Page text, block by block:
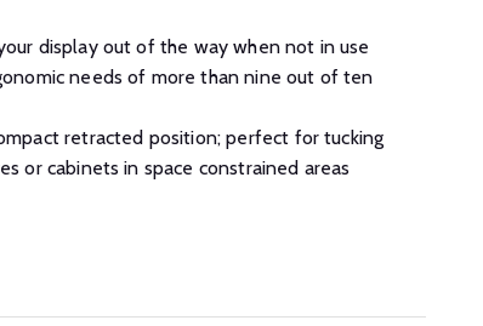
display out of the way when not in use
needs of more than nine out of ten
retracted position; perfect for tucking
or cabinets in space constrained areas